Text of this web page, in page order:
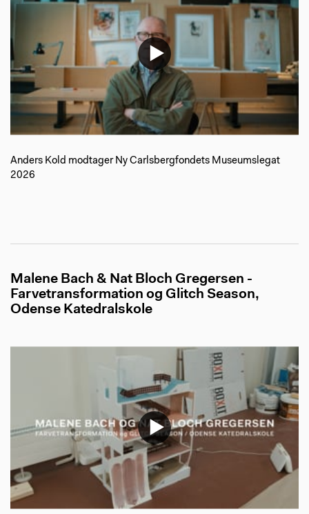
Anders Kold modtager Ny Carlsbergfondets Museumslegat
2026
Malene Bach & Nat Bloch Gregersen -
Farvetransformation og Glitch Season,
Odense Katedralskole